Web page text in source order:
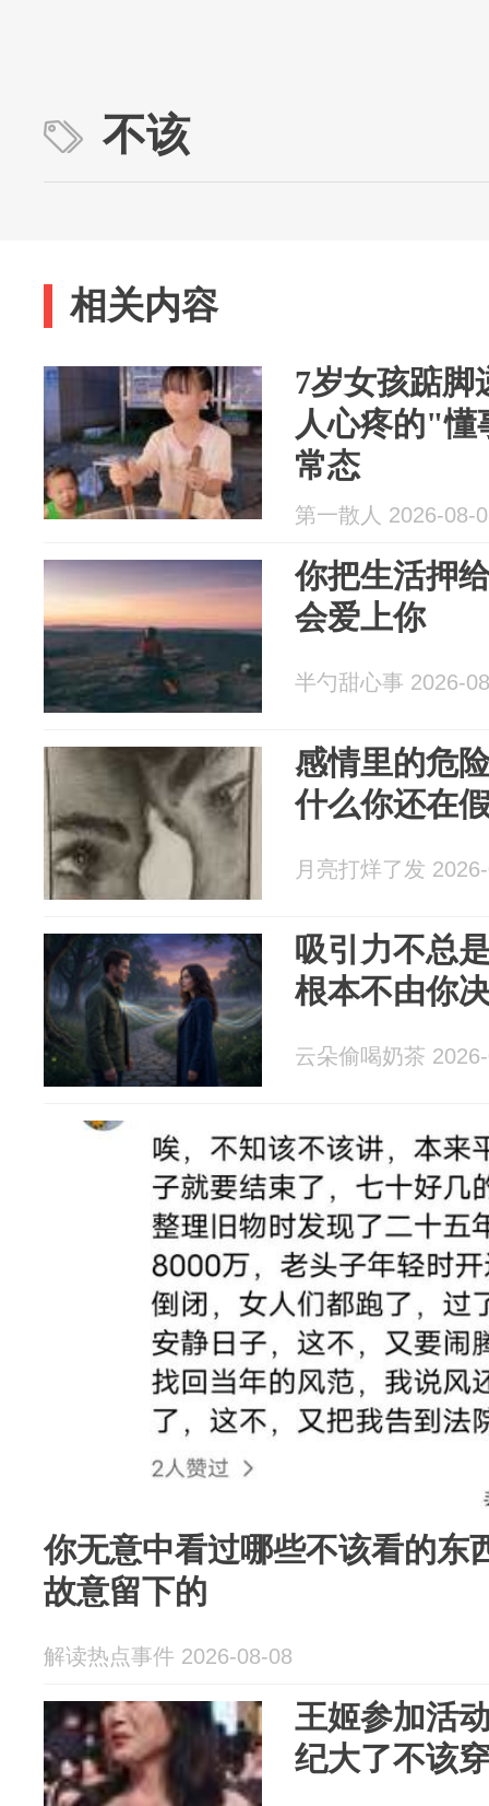
不该
相关内容
7岁女孩踮脚
人心疼的"
常态
第一散人 2026-08-
你把生活押
会爱上你
半勺甜心事 2026-
感情里的危
什么你还在
月亮打烊了发
吸引力不总
根本不由你
云朵偷喝奶茶
你无意中看过哪些不该看的东
故意留下的
解读热点事件 2026-08-08
王姬参加活
纪大了不该